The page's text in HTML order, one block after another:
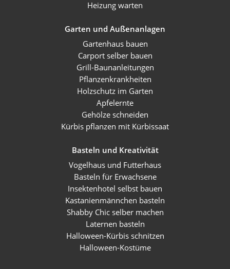
Heizung warten
Garten und Außenanlagen
Gartenhaus bauen
Carport selber bauen
Grill-Baunanleitungen
Pflanzenkrankheiten
Holzschutz im Garten
Apfelernte
Gehölze schneiden
Kürbis pflanzen mit Kürbissaat
Basteln und Kreativität
Vogelhaus und Futterhaus
Basteln für Erwachsene
Insektenhotel selbst bauen
Kastanienmännchen basteln
Shabby Chic selber machen
Laternen basteln
Halloween-Kürbis schnitzen
Halloween-Kostüme